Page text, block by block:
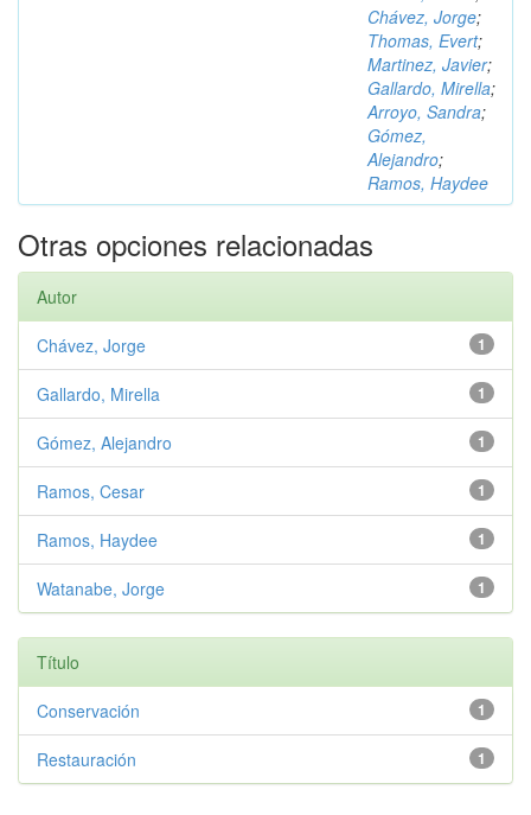
Chávez, Jorge;
Thomas, Evert;
Martinez, Javier;
Gallardo, Mirella;
Arroyo, Sandra;
Gómez,
Alejandro;
Ramos, Haydee
Otras opciones relacionadas
Autor
1
Chávez, Jorge
1
Gallardo, Mirella
1
Gómez, Alejandro
1
Ramos, Cesar
1
Ramos, Haydee
1
Watanabe, Jorge
Título
1
Conservación
1
Restauración